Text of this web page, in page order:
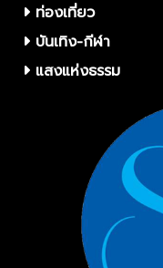
ท่องเที่ยว
บันเทิง-กีฬา
แสงแห่งธรรม